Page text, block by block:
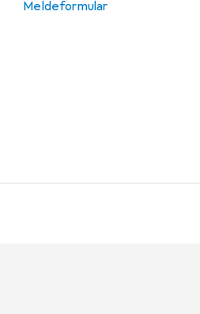
Meldeformular